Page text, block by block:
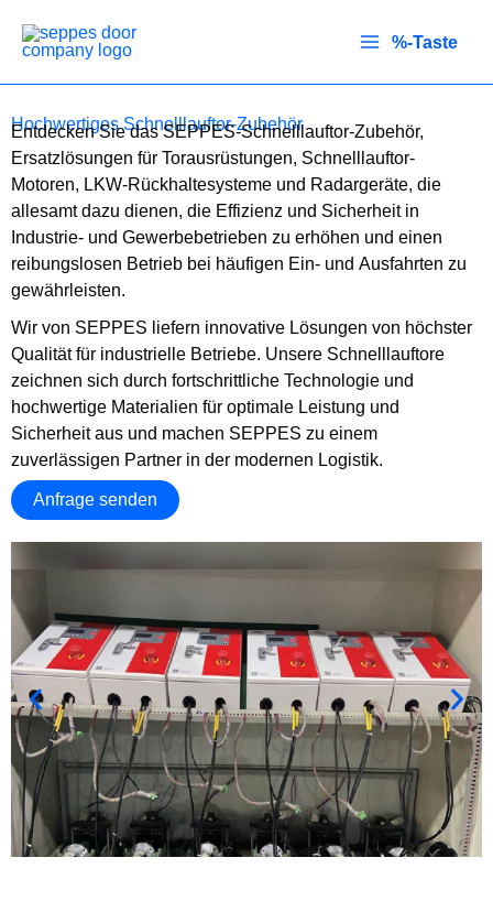
Inhalt
springen
%-Taste
Hochwertiges Schnelllauftor-Zubehör
Entdecken Sie das SEPPES-Schnelllauftor-Zubehör,
Ersatzlösungen für Torausrüstungen, Schnelllauftor-
Motoren, LKW-Rückhaltesysteme und Radargeräte, die
allesamt dazu dienen, die Effizienz und Sicherheit in
Industrie- und Gewerbebetrieben zu erhöhen und einen
reibungslosen Betrieb bei häufigen Ein- und Ausfahrten zu
gewährleisten.
Wir von SEPPES liefern innovative Lösungen von höchster
Qualität für industrielle Betriebe. Unsere Schnelllauftore
zeichnen sich durch fortschrittliche Technologie und
hochwertige Materialien für optimale Leistung und
Sicherheit aus und machen SEPPES zu einem
zuverlässigen Partner in der modernen Logistik.
Anfrage senden